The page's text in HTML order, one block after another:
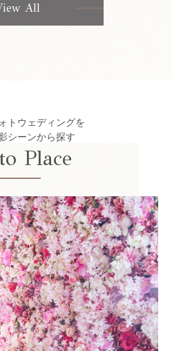
All
トウェディングを
シーンから探す
Place